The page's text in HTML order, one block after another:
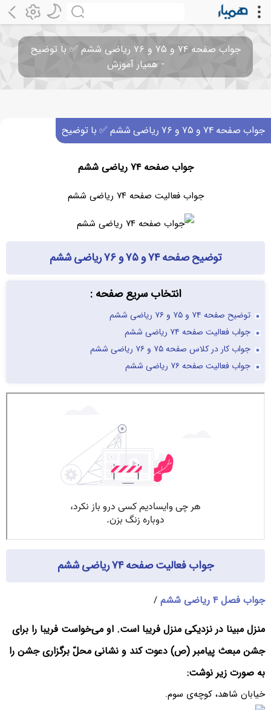
جواب صفحه ۷۴ و ۷۵ و ۷۶ ریاضی ششم ✅ با توضیح
- همیار آموزش
جواب صفحه ۷۴ و ۷۵ و ۷۶ ریاضی ششم ✅ با توضیح
جواب صفحه ۷۴ ریاضی ششم
جواب فعالیت صفحه ۷۴ ریاضی ششم
توضیح صفحه ۷۴ و ۷۵ و ۷۶ ریاضی ششم
انتخاب سریع صفحه :
توضیح صفحه ۷۴ و ۷۵ و ۷۶ ریاضی ششم
جواب فعالیت صفحه ۷۴ ریاضی ششم
جواب کار در کلاس صفحه ۷۵ و ۷۶ ریاضی ششم
جواب فعالیت صفحه ۷۶ ریاضی ششم
جواب فعالیت صفحه ۷۴ ریاضی ششم
جواب فصل ۴ ریاضی ششم /
منزل مبینا در نزدیکی منزل فریبا است. او می‌خواست فریبا را برای
جشن مبعث پیامبر (ص) دعوت کند و نشانی محلّ برگزاری جشن را
به صورت زیر نوشت:
خیابان شاهد، کوچه‌ی سوم.